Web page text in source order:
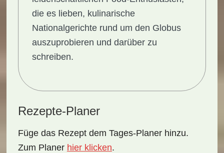
die es lieben, kulinarische
Nationalgerichte rund um den Globus
auszuprobieren und darüber zu
schreiben.
Rezepte-Planer
Füge das Rezept dem Tages-Planer hinzu.
Zum Planer hier klicken.